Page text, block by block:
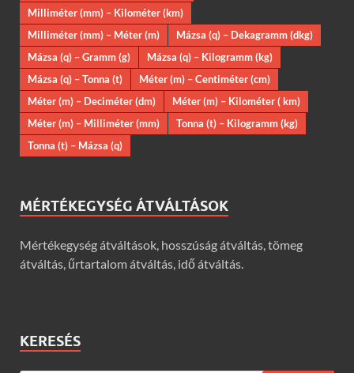
Milliméter (mm) – Kilométer (km)
Milliméter (mm) – Méter (m)
Mázsa (q) – Dekagramm (dkg)
Mázsa (q) – Gramm (g)
Mázsa (q) – Kilogramm (kg)
Mázsa (q) – Tonna (t)
Méter (m) – Centiméter (cm)
Méter (m) – Deciméter (dm)
Méter (m) – Kilométer ( km)
Méter (m) – Milliméter (mm)
Tonna (t) – Kilogramm (kg)
Tonna (t) – Mázsa (q)
MÉRTÉKEGYSÉG ÁTVÁLTÁSOK
Mértékegység átváltások, hosszúság átváltás, tömeg
átváltás, űrtartalom átváltás, idő átváltás.
KERESÉS